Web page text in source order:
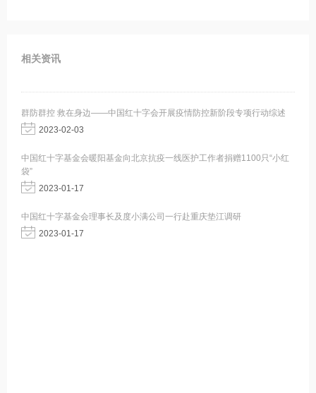
相关资讯
群防群控 救在身边——中国红十字会开展疫情防控新阶段专项行动综述
2023-02-03
中国红十字基金会暖阳基金向北京抗疫一线医护工作者捐赠1100只“小红
袋”
2023-01-17
中国红十字基金会理事长及度小满公司一行赴重庆垫江调研
2023-01-17